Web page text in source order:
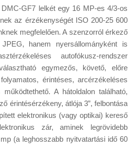
GF7 lelkét egy 16 MP-es 4/3-os
az érzékenységét ISO 200-25 600
megfelelően. A szenzorról érkező
hanem nyersállományként is
autofókusz-rendszer
egymezős, követő, előre
érintéses, arcérzékeléses
A hátoldalon található,
érintésérzékeny, átlója 3”, felbontása
elektronikus (vagy optikai) kereső
zár, aminek legrövidebb
(a leghosszabb nyitvatartási idő 60